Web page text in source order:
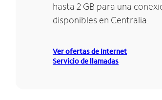
hasta 2 GB para una
disponibles en Centralia.
Ver ofertas de Internet
Servicio de llamadas